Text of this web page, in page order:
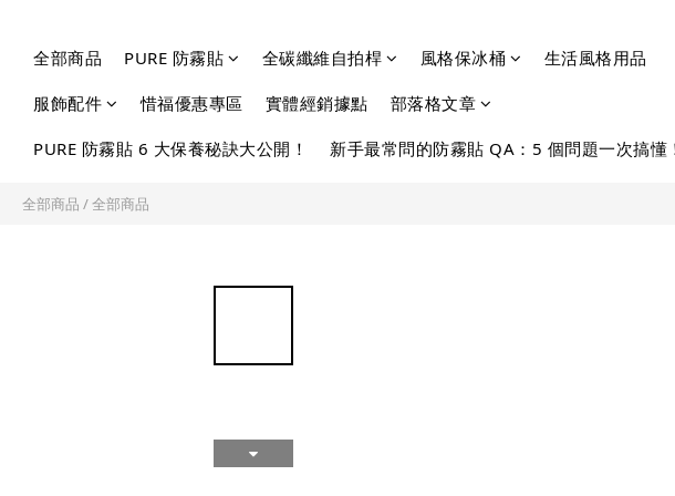
全部商品 PURE 防霧貼 全碳纖維自拍桿 風格保冰桶 生活風格用品
服飾配件 惜福優惠專區 實體經銷據點 部落格文章
PURE 防霧貼 6 大保養秘訣大公開！ 新手最常問的防霧貼 QA：5 個問題一次搞懂
全部商品 /全部商品